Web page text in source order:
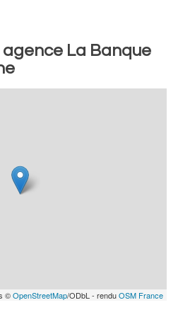
La Banque
©OpenStreetMap/ODbL - renduOSM France